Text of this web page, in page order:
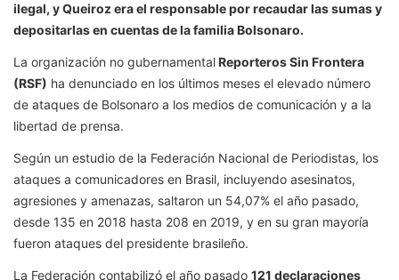
ilegal, y Queiroz era el responsable por recaudar las sumas y
depositarlas en cuentas de la familia Bolsonaro.
La organización no gubernamentalReporteros Sin Frontera
(RSF) ha denunciado en los últimos meses el elevado número
de ataques de Bolsonaro a los medios de comunicación y a la
libertad de prensa.
Según un estudio de la Federación Nacional de Periodistas, los
ataques a comunicadores en Brasil, incluyendo asesinatos,
agresiones y amenazas, saltaron un 54,07% el año pasado,
desde 135 en 2018 hasta 208 en 2019, y en su gran mayoría
fueron ataques del presidente brasileño.
La Federación contabilizó el año pasado 121 declaraciones